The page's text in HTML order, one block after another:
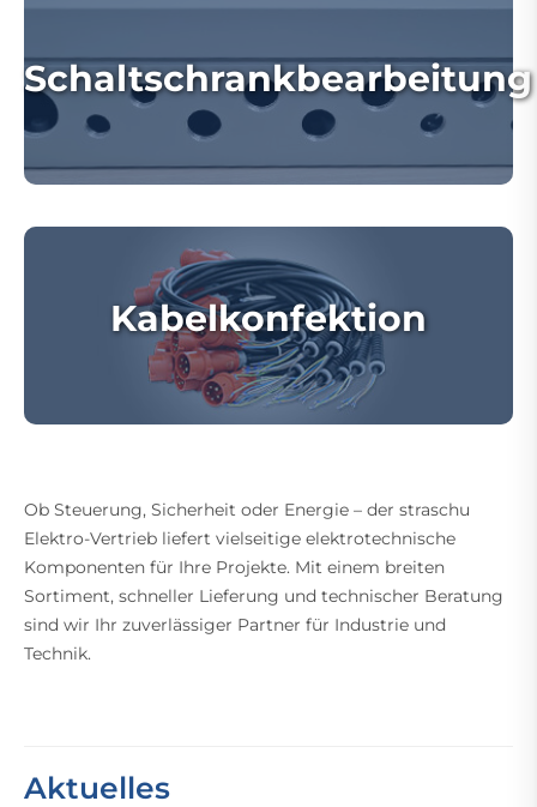
Schaltschrankbearbeitung
Kabelkonfektion
Ob Steuerung, Sicherheit oder Energie – der straschu
Elektro-Vertrieb liefert vielseitige elektrotechnische
Komponenten für Ihre Projekte. Mit einem breiten
Sortiment, schneller Lieferung und technischer Beratung
sind wir Ihr zuverlässiger Partner für Industrie und
Technik.
Aktuelles